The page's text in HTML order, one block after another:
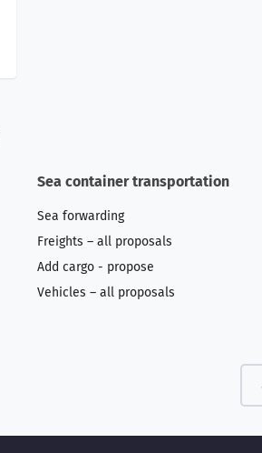
Sea container transportation
Sea forwarding
Freights – all proposals
Add cargo - propose
Vehicles – all proposals